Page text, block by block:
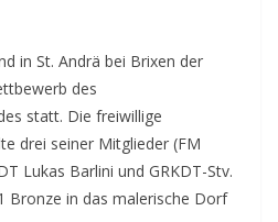
in St. Andrä bei Brixen der
des
statt. Die freiwillige
drei seiner Mitglieder (FM
Lukas Barlini und GRKDT-Stv.
Bronze in das malerische Dorf